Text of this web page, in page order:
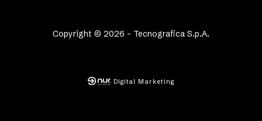
Copyright © 2026 - Tecnografica S.p.A.
Digital Marketing